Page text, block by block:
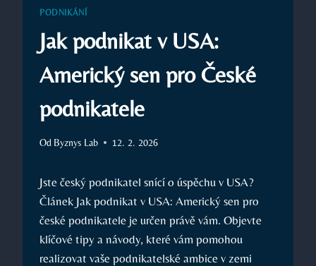
PODNIKÁNÍ
Jak podnikat v USA:
Americký sen pro České
podnikatele
Od Byznys Lab 12. 2. 2026
Jste český podnikatel snící o úspěchu v USA?
Článek Jak podnikat v USA: Americký sen pro
české podnikatele je určen právě vám. Objevte
klíčové tipy a návody, které vám pomohou
realizovat vaše podnikatelské ambice v zemi